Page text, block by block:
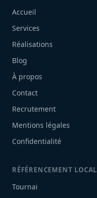
Accueil
Services
Réalisations
Blog
À propos
Contact
Recrutement
Mentions légales
Confidentialité
RÉFÉRENCEMENT LOCAL
Tournai